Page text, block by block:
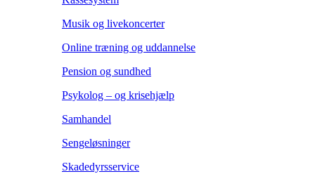
Musik og livekoncerter
Online træning og uddannelse
Pension og sundhed
Psykolog – og krisehjælp
Samhandel
Sengeløsninger
Skadedyrsservice